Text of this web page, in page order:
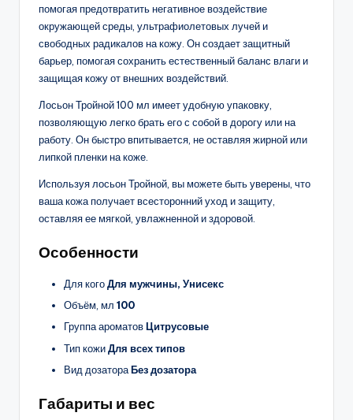
помогая предотвратить негативное воздействие
окружающей среды, ультрафиолетовых лучей и
свободных радикалов на кожу. Он создает защитный
барьер, помогая сохранить естественный баланс влаги и
защищая кожу от внешних воздействий.
Лосьон Тройной 100 мл имеет удобную упаковку,
позволяющую легко брать его с собой в дорогу или на
работу. Он быстро впитывается, не оставляя жирной или
липкой пленки на коже.
Используя лосьон Тройной, вы можете быть уверены, что
ваша кожа получает всесторонний уход и защиту,
оставляя ее мягкой, увлажненной и здоровой.
Особенности
Для когоДля мужчины, Унисекс
Объём, мл 100
Группа ароматовЦитрусовые
Тип кожиДля всех типов
Вид дозатораБез дозатора
Габариты и вес